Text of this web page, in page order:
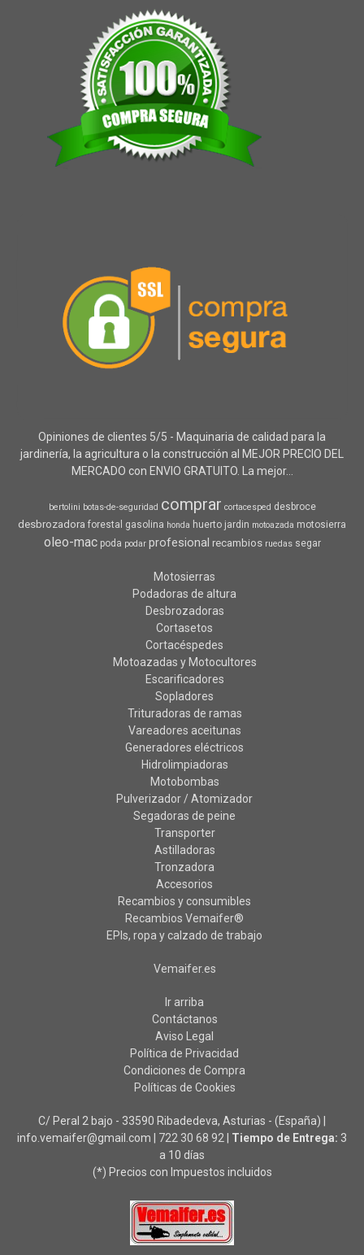
Opiniones de clientes 5/5 - Maquinaria de calidad para la
jardinería, la agricultura o la construcción al MEJOR PRECIO DEL
MERCADO con ENVIO GRATUITO. La mejor...
bertolini botas-de-seguridad comprar cortacesped desbroce
desbrozadora forestal gasolina honda huerto jardin motoazada motosierra
oleo-mac poda podar profesional recambios ruedas segar
Motosierras
Podadoras de altura
Desbrozadoras
Cortasetos
Cortacéspedes
Motoazadas y Motocultores
Escarificadores
Sopladores
Trituradoras de ramas
Vareadores aceitunas
Generadores eléctricos
Hidrolimpiadoras
Motobombas
Pulverizador / Atomizador
Segadoras de peine
Transporter
Astilladoras
Tronzadora
Accesorios
Recambios y consumibles
Recambios Vemaifer®
EPIs, ropa y calzado de trabajo
Vemaifer.es
Ir arriba
Contáctanos
Aviso Legal
Política de Privacidad
Condiciones de Compra
Políticas de Cookies
C/ Peral 2 bajo - 33590 Ribadedeva, Asturias - (España) |
info.vemaifer@gmail.com | 722 30 68 92 Tiempo de Entrega: 3
a 10 días
(*) Precios con Impuestos incluidos